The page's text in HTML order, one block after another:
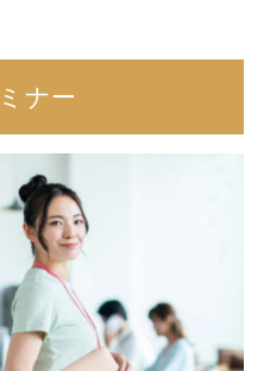
ナー